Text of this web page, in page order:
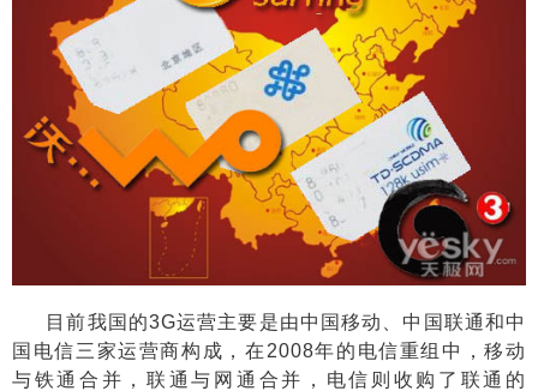
目前我国的3G运营主要是由中国移动、中国联通和中
国电信三家运营商构成，在 2008年的电信重组中，移动
与铁通合并，联通与网通合并，电信则收购了联通的